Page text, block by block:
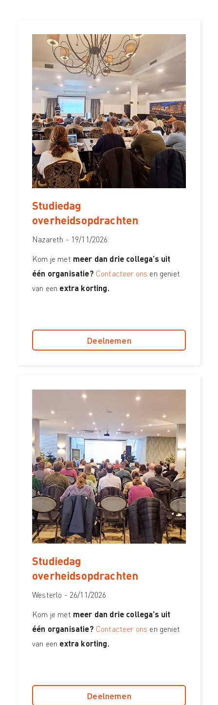
Studiedag
overheidsopdrachten
Nazareth - 19/11/2026
Kom je met meer dan drie collega’s uit
één organisatie? Contacteer ons en geniet
van een extra korting.
Deelnemen
Studiedag
overheidsopdrachten
Westerlo - 26/11/2026
Kom je met meer dan drie collega’s uit
één organisatie? Contacteer ons en geniet
van een extra korting.
Deelnemen